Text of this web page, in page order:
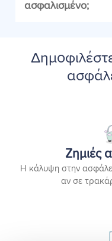
ασφαλισμένο;
Ζημιές
Η κάλυψη στην
αν σε